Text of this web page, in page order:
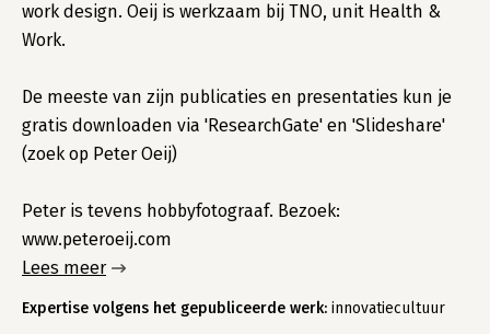
work design. Oeij is werkzaam bij TNO, unit Health &
Work.
De meeste van zijn publicaties en presentaties kun je
gratis downloaden via 'ResearchGate' en 'Slideshare'
(zoek op Peter Oeij)
Peter is tevens hobbyfotograaf. Bezoek:
www.peteroeij.com
Lees meer
Expertise volgens het gepubliceerde werk: innovatiecultuur